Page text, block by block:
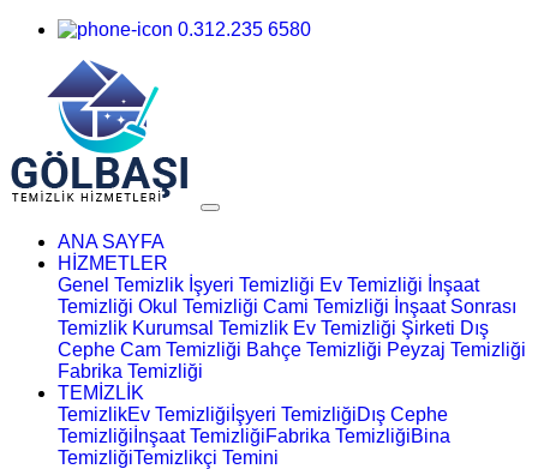
0.312.235 6580
ANA SAYFA
HİZMETLER
Genel Temizlik İşyeri Temizliği Ev Temizliği İnşaat
Temizliği Okul Temizliği Cami Temizliği İnşaat Sonrası
Temizlik Kurumsal Temizlik Ev Temizliği Şirketi Dış
Cephe Cam Temizliği Bahçe Temizliği Peyzaj Temizliği
Fabrika Temizliği
TEMİZLİK
TemizlikEv Temizliği İşyeri TemizliğiDış Cephe
Temizliği İnşaat TemizliğiFabrika TemizliğiBina
TemizliğiTemizlikçi Temini